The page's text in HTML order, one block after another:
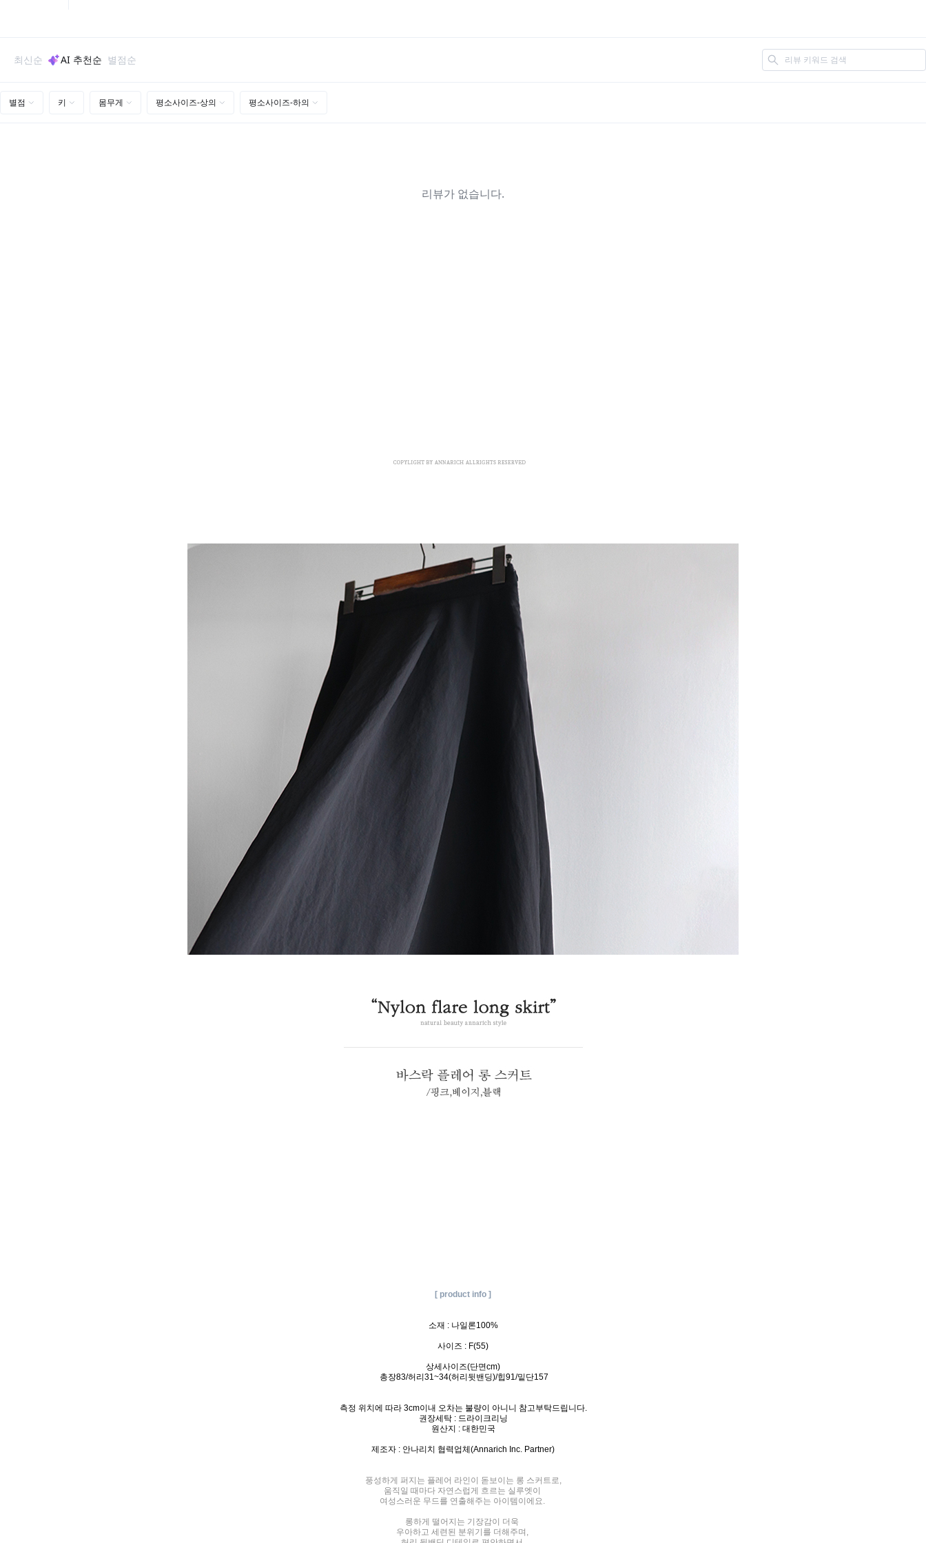
[ product info ]
소재 : 나일론100%
사이즈 : F(55)
상세사이즈(단면cm)
총장83/허리31~34(허리뒷밴딩)/힙91/밑단157
측정 위치에 따라 3cm이내 오차는 불량이 아니니 참고부탁드립니다.
권장세탁 : 드라이크리닝
원산지 : 대한민국
제조자 : 안나리치 협력업체(Annarich Inc. Partner)
풍성하게 퍼지는 플레어 라인이 돋보이는 롱 스커트로,
움직일 때마다 자연스럽게 흐르는 실루엣이
여성스러운 무드를 연출해주는 아이템이에요.
롱하게 떨어지는 기장감이 더욱
우아하고 세련된 분위기를 더해주며,